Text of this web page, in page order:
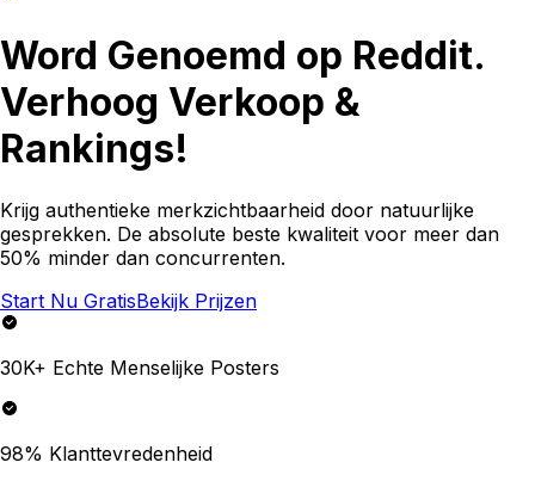
Word Genoemd op Reddit.
Verhoog Verkoop &
Rankings!
Krijg authentieke merkzichtbaarheid door natuurlijke
gesprekken. De absolute beste kwaliteit voor meer dan
50% minder dan concurrenten.
Start Nu GratisBekijk Prijzen
30K+ Echte Menselijke Posters
98% Klanttevredenheid